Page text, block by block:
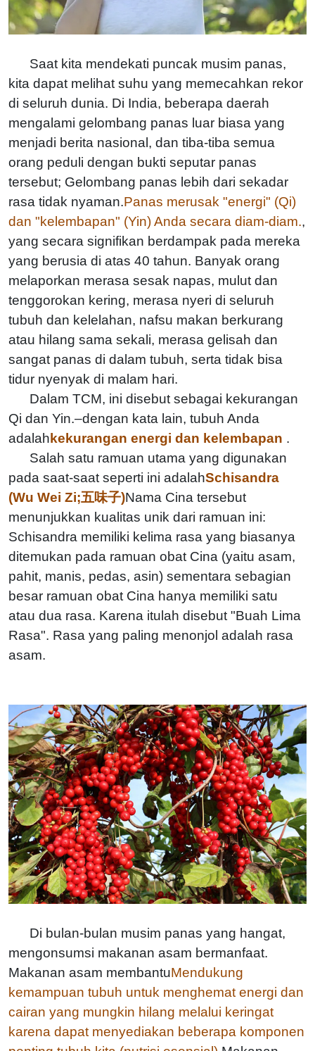
Saat kita mendekati puncak musim panas,
kita dapat melihat suhu yang memecahkan rekor
di seluruh dunia. Di India, beberapa daerah
mengalami gelombang panas luar biasa yang
menjadi berita nasional, dan tiba-tiba semua
orang peduli dengan bukti seputar panas
tersebut; Gelombang panas lebih dari sekadar
rasa tidak nyaman.Panas merusak "energi" (Qi)
dan "kelembapan" (Yin) Anda secara diam-diam.,
yang secara signifikan berdampak pada mereka
yang berusia di atas 40 tahun. Banyak orang
melaporkan merasa sesak napas, mulut dan
tenggorokan kering, merasa nyeri di seluruh
tubuh dan kelelahan, nafsu makan berkurang
atau hilang sama sekali, merasa gelisah dan
sangat panas di dalam tubuh, serta tidak bisa
tidur nyenyak di malam hari.
Dalam TCM, ini disebut sebagai kekurangan
Qi dan Yin.–dengan kata lain, tubuh Anda
adalah kekurangan energi dan kelembapan .
Salah satu ramuan utama yang digunakan
pada saat-saat seperti ini adalahSchisandra
(Wu Wei Zi;五味子)Nama Cina tersebut
menunjukkan kualitas unik dari ramuan ini:
Schisandra memiliki kelima rasa yang biasanya
ditemukan pada ramuan obat Cina (yaitu asam,
pahit, manis, pedas, asin) sementara sebagian
besar ramuan obat Cina hanya memiliki satu
atau dua rasa. Karena itulah disebut "Buah Lima
Rasa". Rasa yang paling menonjol adalah rasa
asam.
Di bulan-bulan musim panas yang hangat,
mengonsumsi makanan asam bermanfaat.
Makanan asam membantuMendukung
kemampuan tubuh untuk menghemat energi dan
cairan yang mungkin hilang melalui keringat
karena dapat menyediakan beberapa komponen